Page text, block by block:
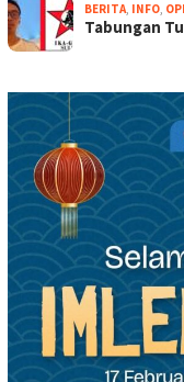
BERITA, INFO,
Tabungan